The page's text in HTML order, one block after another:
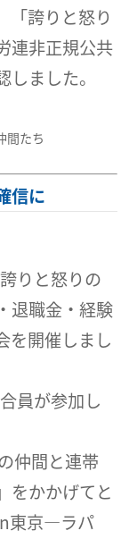
「誇りと怒り
連非正規公共
ました。
間たち
信に
りと怒りの
退職金・経験
を開催しまし
員が参加し
仲間と連帯
をかかげてと
東京―ラパ